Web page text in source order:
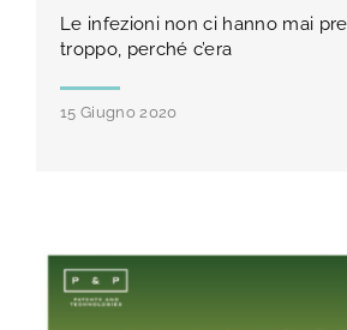
Le infezioni non ci hanno mai
troppo, perché c’era
15 Giugno 2020